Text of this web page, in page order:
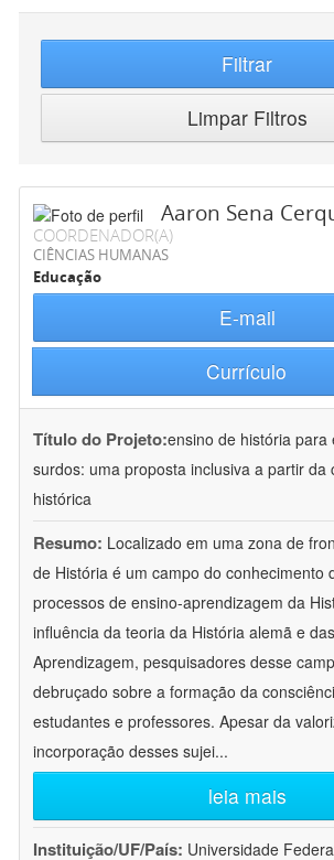
Filtrar
Limpar Filtros
Aaron Sena
COORDENADOR(A)
CIÊNCIAS HUMANAS
Educação
E-mail
Currículo
Título do Projeto:ensino de história para
surdos: uma proposta inclusiva a partir da
histórica
Resumo: Localizado em uma zona de
de História é um campo do conhecimento
processos de ensino-aprendizagem da
influência da teoria da História alemã e
Aprendizagem, pesquisadores desse
debruçado sobre a formação da
estudantes e professores. Apesar da
incorporação desses sujei...
leia mais
Instituição/UF/País: Universidade